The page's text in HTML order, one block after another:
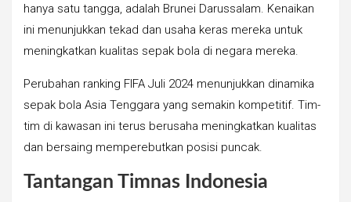
hanya satu tangga, adalah Brunei Darussalam. Kenaikan
ini menunjukkan tekad dan usaha keras mereka untuk
meningkatkan kualitas sepak bola di negara mereka.
Perubahan ranking FIFA Juli 2024 menunjukkan dinamika
sepak bola Asia Tenggara yang semakin kompetitif. Tim-
tim di kawasan ini terus berusaha meningkatkan kualitas
dan bersaing memperebutkan posisi puncak.
Tantangan Timnas Indonesia